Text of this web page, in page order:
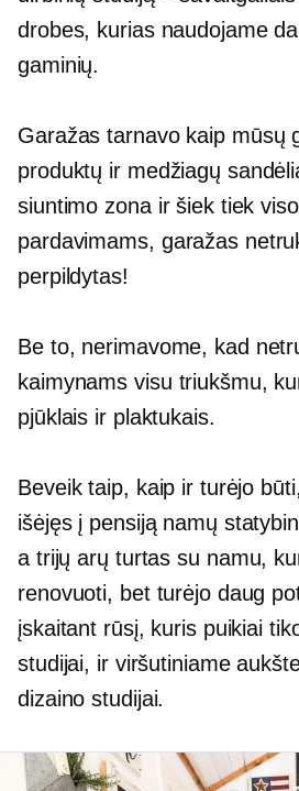
drobes, kurias naudojame
gaminių.
Garažas tarnavo kaip mūsų
produktų ir medžiagų
siuntimo zona ir šiek tiek
pardavimams, garažas
perpildytas!
Be to, nerimavome, kad
kaimynams visu triukšmu,
pjūklais ir plaktukais.
Beveik taip, kaip ir turėjo
išėjęs į pensiją namų
a trijų arų turtas su namu,
renovuoti, bet turėjo daug
įskaitant rūsį, kuris puikiai
studijai, ir viršutiniame
dizaino studijai.